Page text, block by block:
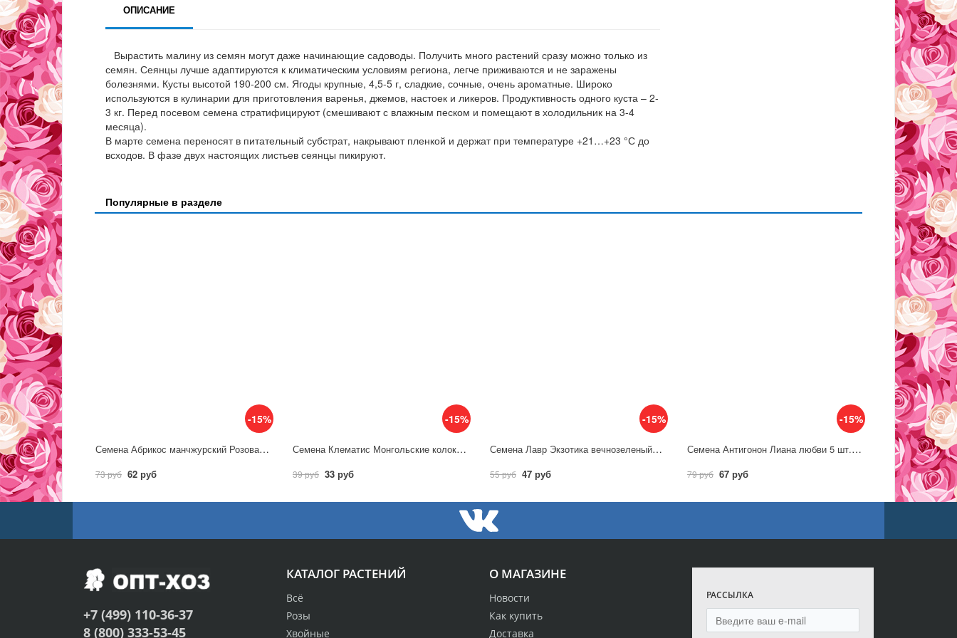
ОПИСАНИЕ
Вырастить малину из семян могут даже начинающие садоводы. Получить много растений сразу можно только из
семян. Сеянцы лучше адаптируются к климатическим условиям региона, легче приживаются и не заражены
болезнями. Кусты высотой 190-200 см. Ягоды крупные, 4,5-5 г, сладкие, сочные, очень ароматные. Широко
используются в кулинарии для приготовления варенья, джемов, настоек и ликеров. Продуктивность одного куста – 2-
3 кг. Перед посевом семена стратифицируют (смешивают с влажным песком и помещают в холодильник на 3-4
месяца).
В марте семена переносят в питательный субстрат, накрывают пленкой и держат при температуре +21…+23 °С до
всходов. В фазе двух настоящих листьев сеянцы пикируют.
Популярные в разделе
-15%
Семена Абрикос манчжурский Розовая дымка 3 шт / Гавриш
73 руб 62 руб
-15%
Семена Клематис Монгольские колокольчики (цельнолистный) 0,05 г/ Гавриш
39 руб 33 руб
-15%
Семена Лавр Экзотика вечнозеленый / Аэлита
55 руб 47 руб
-15%
Семена Антигонон Лиана любви 5 шт. / Гавриш
79 руб 67 руб
О МАГАЗИНЕ
Новости
Как купить
Доставка
КАТАЛОГ РАСТЕНИЙ
Всё
Розы
Хвойные
РАССЫЛКА
+7 (499) 110-36-37
8 (800) 333-53-45